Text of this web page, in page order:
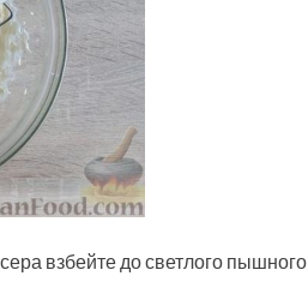
взбейте до светлого пышного